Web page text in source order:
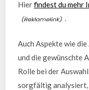
Hierfindest du mehr
.
Auch Aspekte wie
und die gewünschte
Rolle bei der
sorgfältig analysiert,